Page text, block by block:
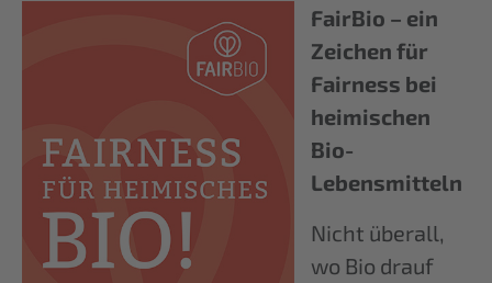
FairBio – ein
Zeichen für
Fairness bei
heimischen
Bio-
Lebensmitteln
Nicht überall,
wo Bio drauf